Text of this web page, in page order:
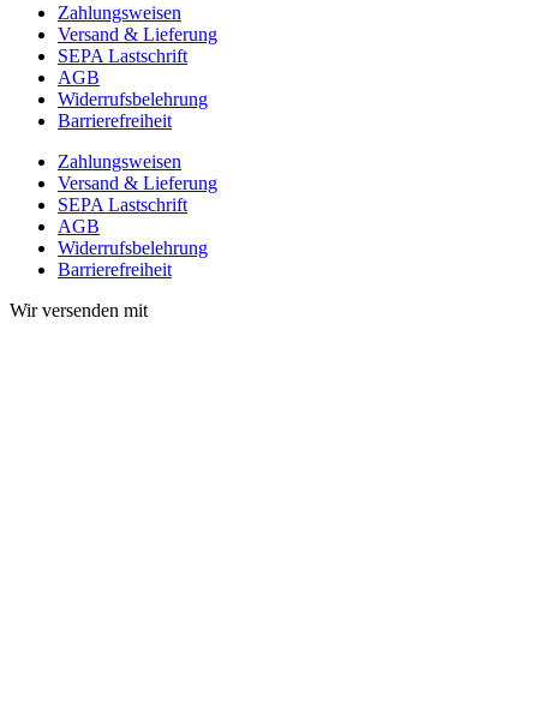
Zahlungsweisen
Versand & Lieferung
SEPA Lastschrift
AGB
Widerrufsbelehrung
Barrierefreiheit
Zahlungsweisen
Versand & Lieferung
SEPA Lastschrift
AGB
Widerrufsbelehrung
Barrierefreiheit
Wir versenden mit